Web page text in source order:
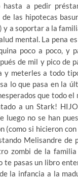
hasta a pedir
las hipotecas
y a soportar a la
mental. La pena
poco a poco, y
de mil y pico de
y meterles a todo
lo que pasa en la
que todo el
a un Stark!
luego no se han
(como si hicieron
Melisandre de
zombi de la
te pasas un libro
la infancia a la